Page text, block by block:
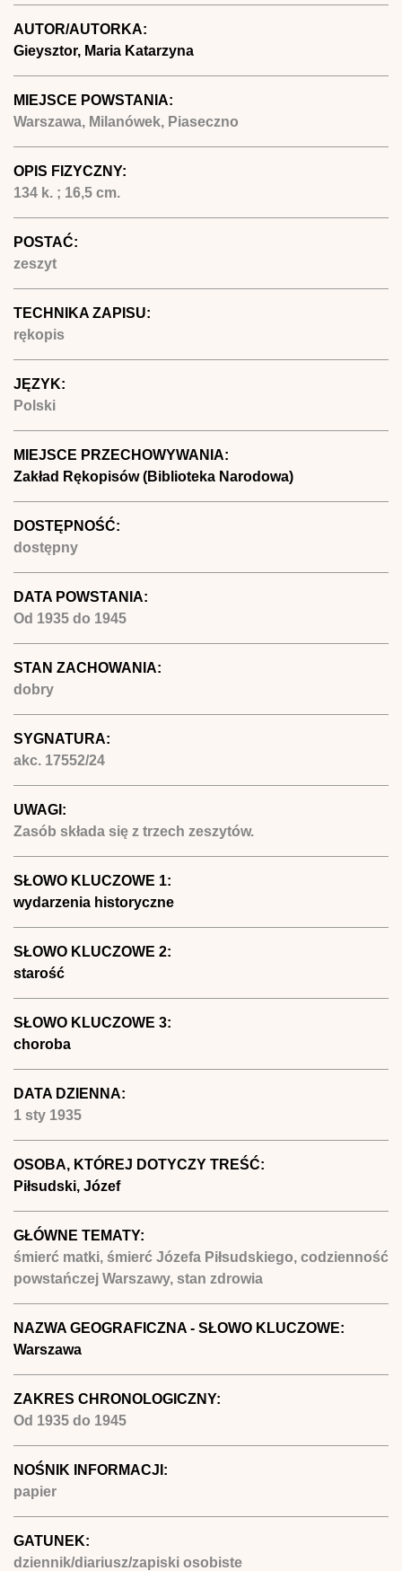
AUTOR/AUTORKA:
Gieysztor, Maria Katarzyna
MIEJSCE POWSTANIA:
Warszawa, Milanówek, Piaseczno
OPIS FIZYCZNY:
134 k. ; 16,5 cm.
POSTAĆ:
zeszyt
TECHNIKA ZAPISU:
rękopis
JĘZYK:
Polski
MIEJSCE PRZECHOWYWANIA:
Zakład Rękopisów (Biblioteka Narodowa)
DOSTĘPNOŚĆ:
dostępny
DATA POWSTANIA:
Od 1935 do 1945
STAN ZACHOWANIA:
dobry
SYGNATURA:
akc. 17552/24
UWAGI:
Zasób składa się z trzech zeszytów.
SŁOWO KLUCZOWE 1:
wydarzenia historyczne
SŁOWO KLUCZOWE 2:
starość
SŁOWO KLUCZOWE 3:
choroba
DATA DZIENNA:
1 sty 1935
OSOBA, KTÓREJ DOTYCZY TREŚĆ:
Piłsudski, Józef
GŁÓWNE TEMATY:
śmierć matki, śmierć Józefa Piłsudskiego, codzienność
powstańczej Warszawy, stan zdrowia
NAZWA GEOGRAFICZNA - SŁOWO KLUCZOWE:
Warszawa
ZAKRES CHRONOLOGICZNY:
Od 1935 do 1945
NOŚNIK INFORMACJI:
papier
GATUNEK:
dziennik/diariusz/zapiski osobiste